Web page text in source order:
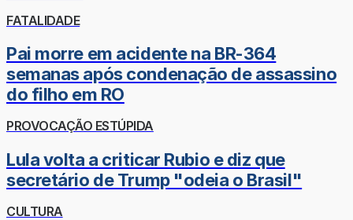
FATALIDADE
Pai morre em acidente na BR-364
semanas após condenação de assassino
do filho em RO
PROVOCAÇÃO ESTÚPIDA
Lula volta a criticar Rubio e diz que
secretário de Trump "odeia o Brasil"
CULTURA